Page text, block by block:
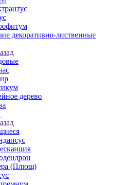
декоративно-лиственные
дерево
(Плющ)